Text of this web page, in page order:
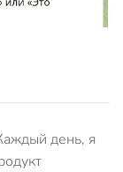
день, я